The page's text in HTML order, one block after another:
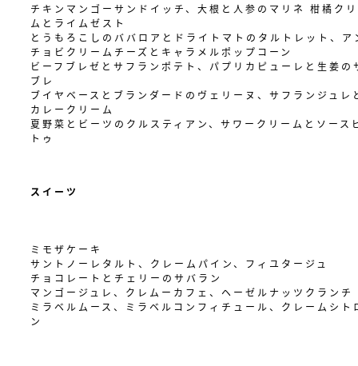
チキンマンゴーサンドイッチ、大根と人参のマリネ 柑橘ク
ムとライムゼスト
とうもろこしのババロアとドライトマトのタルトレット、ア
チョビクリームチーズとキャラメルポップコーン
ビーフブレゼとサフランポテト、パプリカピューレと生姜の
ブレ
ブイヤベースとブランダードのヴェリーヌ、サフランジュレ
カレークリーム
夏野菜とビーツのクルスティアン、サワークリームとソース
トゥ
スイーツ
ミモザケーキ
サントノーレタルト、クレームパイン、フィユタージュ
チョコレートとチェリーのサバラン
マンゴージュレ、クレムーカフェ、ヘーゼルナッツクランチ
ミラベルムース、ミラベルコンフィチュール、クレームシト
ン